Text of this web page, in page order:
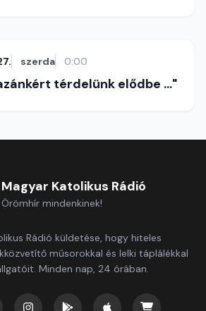
szerda 0:00
térdelünk elődbe ..."
Magyar Katolikus Rádió
Örömhír mindenkinek!
Rádió küldetése, hogy hiteles
műsorokkal és lelki táplálékkal
Minden nap, 24 órában.